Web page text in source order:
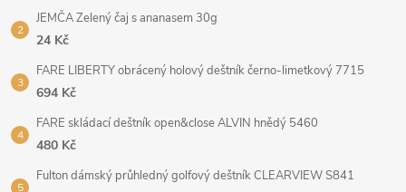
JEMČA Zelený čaj s ananasem 30g
24 Kč
FARE LIBERTY obrácený holový deštník černo-limetkový 7715
694 Kč
FARE skládací deštník open&close ALVIN hnědý 5460
480 Kč
Fulton dámský průhledný golfový deštník CLEARVIEW S841